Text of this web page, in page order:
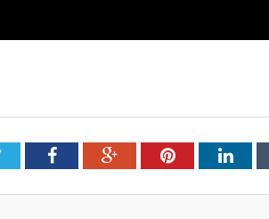
TwitterFacebookGoogle+Pinterest